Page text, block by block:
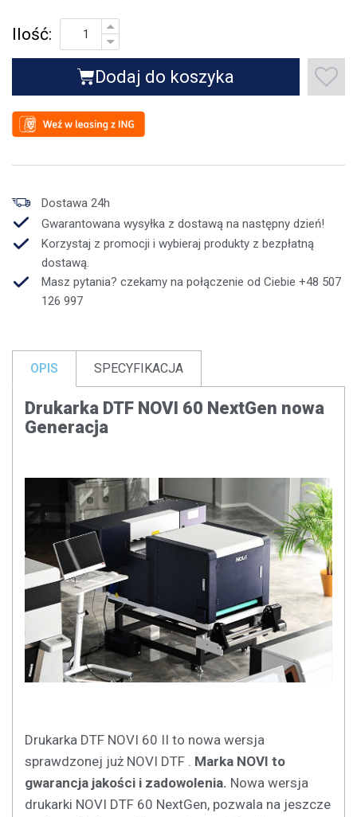
Ilość:
Dodaj do koszyka
Dostawa 24h
Gwarantowana wysyłka z dostawą na następny dzień!
Korzystaj z promocji i wybieraj produkty z bezpłatną
dostawą.
Masz pytania? czekamy na połączenie od Ciebie +48 507
126 997
OPIS SPECYFIKACJA
Drukarka DTF NOVI 60 NextGen nowa
Generacja
Drukarka DTF NOVI 60 II to nowa wersja
sprawdzonej już NOVI DTF . Marka NOVI to
gwarancja jakości i zadowolenia. Nowa wersja
drukarki NOVI DTF 60 NextGen, pozwala na jeszcze